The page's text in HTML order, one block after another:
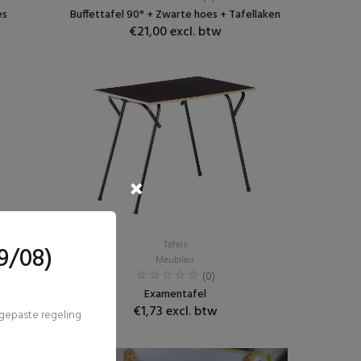
Buffettafel 90° + Zwarte hoes + Tafellaken
€21,00 excl. btw
Tafels
Meubilair
(0)
Examentafel
€1,73 excl. btw
08)
regeling